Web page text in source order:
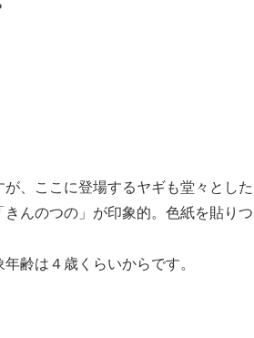
、ここに登場するヤギも堂々とした
んのつの」が印象的。色紙を貼りつ
齢は４歳くらいからです。